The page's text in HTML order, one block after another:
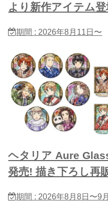
より新作アイテム登
期間 : 2026年8月11日〜
ヘタリア Aure
発売! 描き下ろし再
期間 : 2026年8月8日〜9